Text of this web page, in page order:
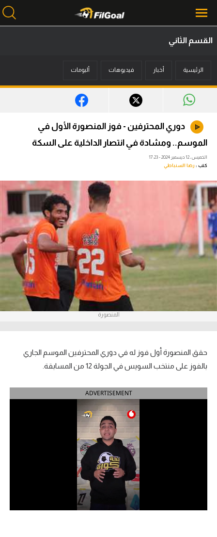
أخبار
فانتازي في الجول
عدسات
آراء حرة
ركن الألعاب
بطولات
الدوري الإسباني
الدوري الإيطالي
الدوري السعودي للمحترفين
دوري أبطال إفريقيا
القسم الثاني
الرئيسية أخبار فيديوهات ألبومات
دوري المحترفين - فوز المنصورة الأول في
الموسم.. ومشادة في انتصار الداخلية على السكة
الخميس، 12 ديسمبر 2024 - 17:23
كتب : رضا السنباطي
المنصورة
حقق المنصورة أول فوز له في دوري المحترفين الموسم الجاري
بالفوز على منتخب السويس في الجولة 12 من المسابقة.
ADVERTISEMENT